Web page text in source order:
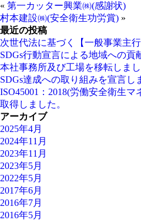
« 第一カッター興業㈱(感謝状)
村本建設㈱(安全衛生功労賞) »
最近の投稿
次世代法に基づく【一般事業主
SDGs行動宣言による地域への貢
本社事務所及び工場を移転しまし
SDGs達成への取り組みを宣言し
ISO45001：2018(労働安全衛生
取得しました。
アーカイブ
2025年4月
2024年11月
2023年11月
2023年5月
2022年5月
2017年6月
2016年7月
2016年5月